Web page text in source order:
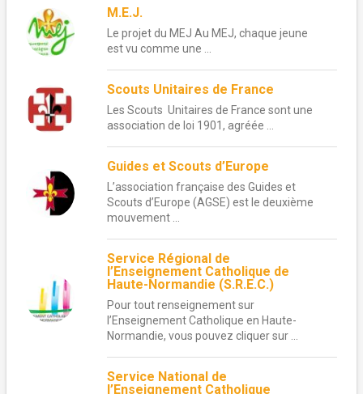
M.E.J.
Le projet du MEJ Au MEJ, chaque jeune
est vu comme une ...
Scouts Unitaires de France
Les Scouts Unitaires de France sont une
association de loi 1901, agréée ...
Guides et Scouts d’Europe
L’association française des Guides et
Scouts d’Europe (AGSE) est le deuxième
mouvement ...
Service Régional de
l’Enseignement Catholique de
Haute-Normandie (S.R.E.C.)
Pour tout renseignement sur
l’Enseignement Catholique en Haute-
Normandie, vous pouvez cliquer sur ...
Service National de
l’Enseignement Catholique